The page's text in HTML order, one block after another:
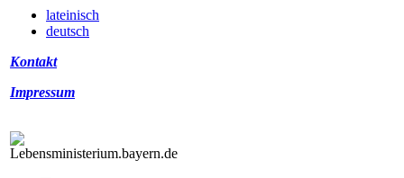
lateinisch
deutsch
Kontakt
Impressum